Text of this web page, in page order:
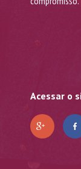
Acessar o